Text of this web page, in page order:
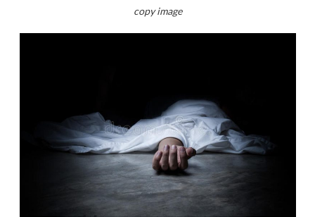
copy image